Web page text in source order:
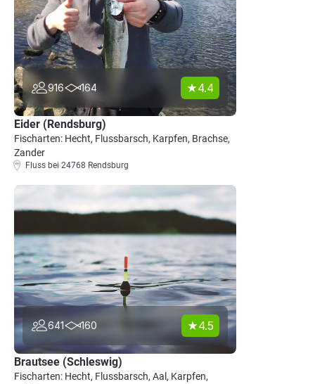
916 164 4.4
Eider (Rendsburg)
Fischarten: Hecht, Flussbarsch, Karpfen, Brachse,
Zander
Fluss bei 24768 Rendsburg
641 160 4.5
Brautsee (Schleswig)
Fischarten: Hecht, Flussbarsch, Aal, Karpfen,